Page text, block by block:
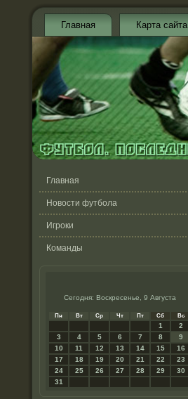
Главная Карта сайта
Главная
Новости футбола
Игроки
Команды
Сегодня: Воскресенье, 9 Августа
Пн Вт Ср Чт Пт Сб Вс
1
2
3
4 5 6 7 8
9
10
11 12 13 14 15
16
17
18 19 20 21 22
23
24
25 26 27 28 29
30
31